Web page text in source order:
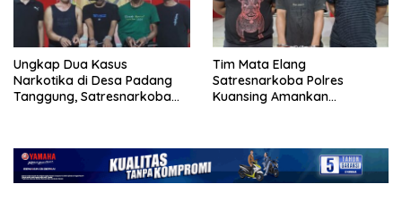
Ungkap Dua Kasus
Narkotika di Desa Padang
Tanggung, Satresnarkoba
Tim Mata Elang
Satresnarkoba Polres
Kuansing Amankan